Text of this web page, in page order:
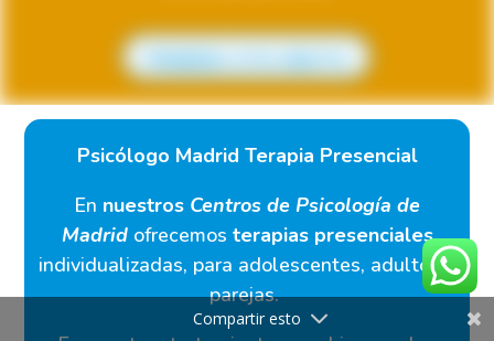
PRIMERA CITA GRATIS
Psicólogo Madrid Terapia Presencial
En nuestros Centros de Psicología de
Madrid ofrecemos terapias presenciales
individualizadas, para adolescentes, adultos y
parejas.
Compartir esto